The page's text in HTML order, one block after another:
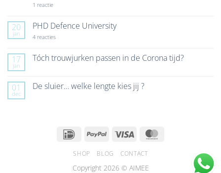
1 reactieop
Vanaf
7
mei
up
store
20
jan
PHD Defence University
4 reactiesop
University
17
jan
Tóch trouwjurken passen in de Corona tijd?
Tóch
01
dec
De sluier… welke lengte kies jij ?
IDeal PayPal Visa
SHOP BLOG CONTACT
Copyright 2026 © AIMEE